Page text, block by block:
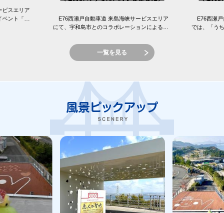
スエリア
ント「え
E76西瀬戸自動車道 来島海峡サービスエリア
にて、宇和島市とのコラボレーションによる
ロ 宇和島フェア〜」を開催...
E76西瀬戸
では、「う
一覧を見る